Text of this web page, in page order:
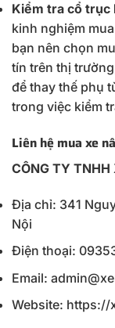
Kiểm tra cổ trục
kinh nghiệm
bạn nên chọn
tín trên thị
để thay thế phụ
trong việc kiểm
Liên hệ mua xe
CÔNG TY TNHH
Địa chỉ: 341
Nội
Điện thoại:
Email:
Website: